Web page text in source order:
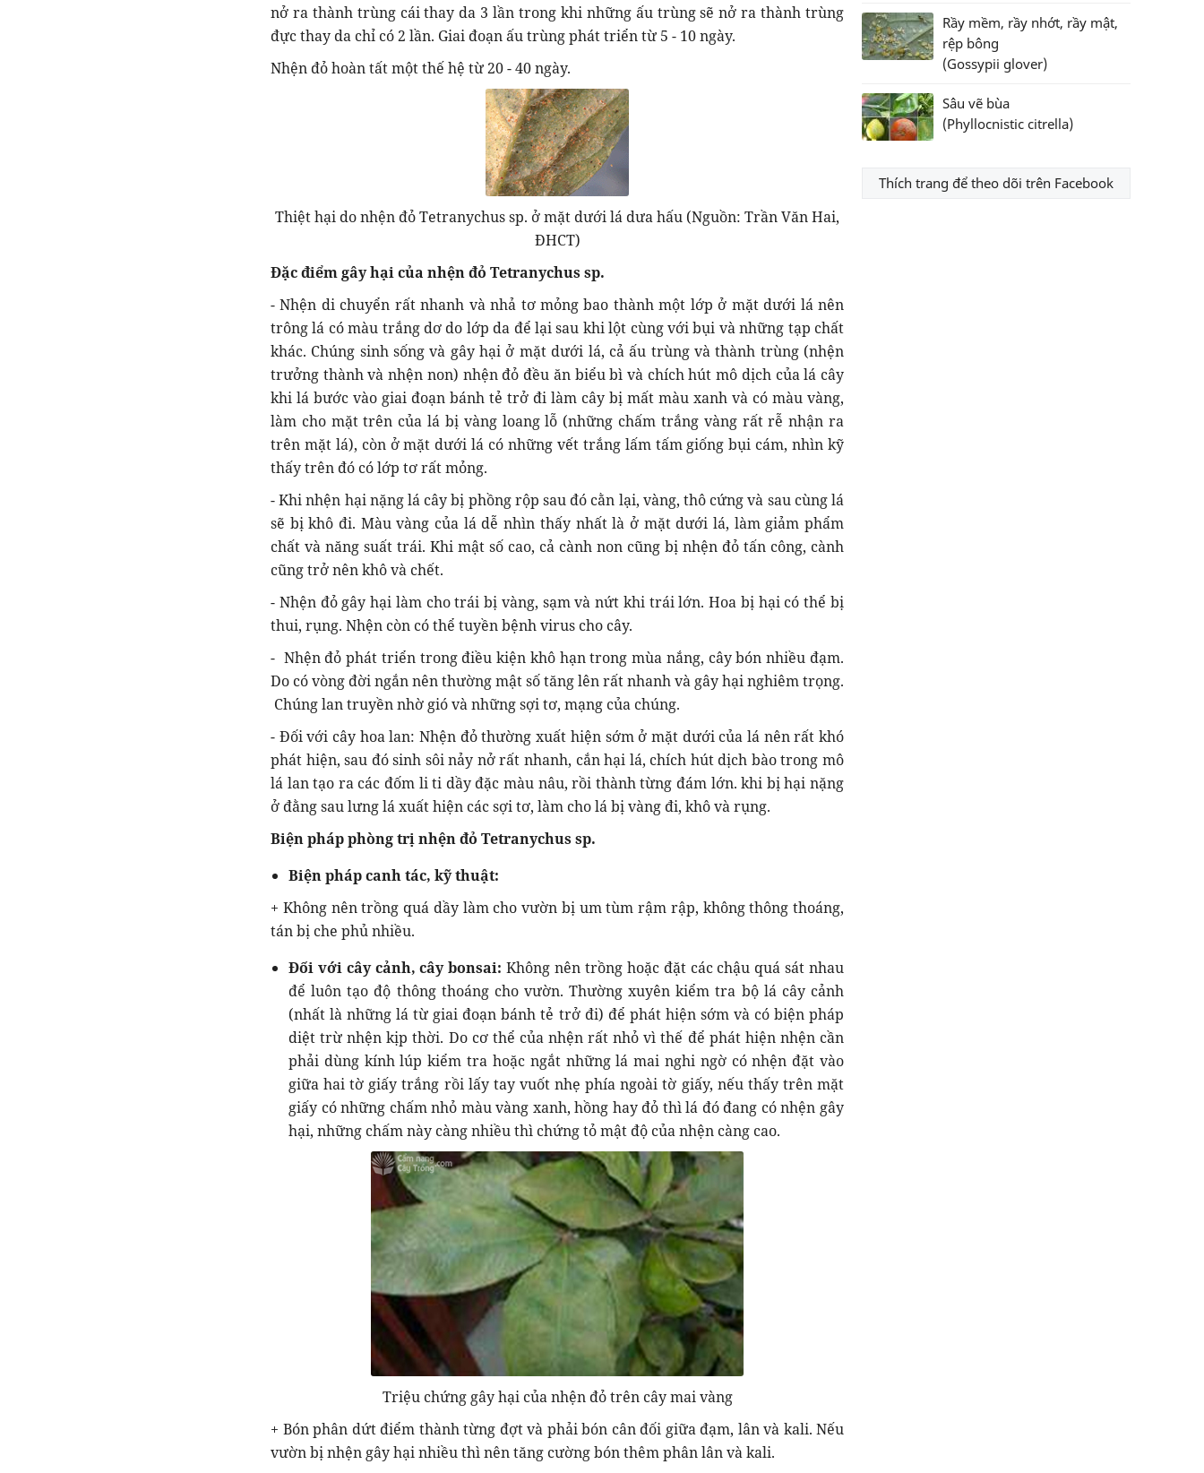
nở ra thành trùng cái thay da 3 lần trong khi những ấu trùng sẽ nở ra thành trùng
đực thay da chỉ có 2 lần. Giai đoạn ấu trùng phát triển từ 5 - 10 ngày.
Nhện đỏ hoàn tất một thế hệ từ 20 - 40 ngày.
Thiệt hại do nhện đỏ Tetranychus sp. ở mặt dưới lá dưa hấu (Nguồn: Trần Văn Hai,
ĐHCT)
Đặc điểm gây hại của nhện đỏ Tetranychus sp.
- Nhện di chuyển rất nhanh và nhả tơ mỏng bao thành một lớp ở mặt dưới lá nên
trông lá có màu trắng dơ do lớp da để lại sau khi lột cùng với bụi và những tạp chất
khác. Chúng sinh sống và gây hại ở mặt dưới lá, cả ấu trùng và thành trùng (nhện
trưởng thành và nhện non) nhện đỏ đều ăn biểu bì và chích hút mô dịch của lá cây
khi lá bước vào giai đoạn bánh tẻ trở đi làm cây bị mất màu xanh và có màu vàng,
làm cho mặt trên của lá bị vàng loang lỗ (những chấm trắng vàng rất rễ nhận ra
trên mặt lá), còn ở mặt dưới lá có những vết trắng lấm tấm giống bụi cám, nhìn kỹ
thấy trên đó có lớp tơ rất mỏng.
- Khi nhện hại nặng lá cây bị phồng rộp sau đó cằn lại, vàng, thô cứng và sau cùng lá
sẽ bị khô đi. Màu vàng của lá dễ nhìn thấy nhất là ở mặt dưới lá, làm giảm phẩm
chất và năng suất trái. Khi mật số cao, cả cành non cũng bị nhện đỏ tấn công, cành
cũng trở nên khô và chết.
- Nhện đỏ gây hại làm cho trái bị vàng, sạm và nứt khi trái lớn. Hoa bị hại có thể bị
thui, rụng. Nhện còn có thể tuyền bệnh virus cho cây.
- Nhện đỏ phát triển trong điều kiện khô hạn trong mùa nắng, cây bón nhiều đạm.
Do có vòng đời ngắn nên thường mật số tăng lên rất nhanh và gây hại nghiêm trọng.
Chúng lan truyền nhờ gió và những sợi tơ, mạng của chúng.
- Đối với cây hoa lan: Nhện đỏ thường xuất hiện sớm ở mặt dưới của lá nên rất khó
phát hiện, sau đó sinh sôi nảy nở rất nhanh, cắn hại lá, chích hút dịch bào trong mô
lá lan tạo ra các đốm li ti dầy đặc màu nâu, rồi thành từng đám lớn. khi bị hại nặng
ở đằng sau lưng lá xuất hiện các sợi tơ, làm cho lá bị vàng đi, khô và rụng.
Biện pháp phòng trị nhện đỏ Tetranychus sp.
Biện pháp canh tác, kỹ thuật:
+ Không nên trồng quá dầy làm cho vườn bị um tùm rậm rập, không thông thoáng,
tán bị che phủ nhiều.
Đối với cây cảnh, cây bonsai:Không nên trồng hoặc đặt các chậu quá sát nhau
để luôn tạo độ thông thoáng cho vườn. Thường xuyên kiểm tra bộ lá cây cảnh
(nhất là những lá từ giai đoạn bánh tẻ trở đi) để phát hiện sớm và có biện pháp
diệt trừ nhện kịp thời. Do cơ thể của nhện rất nhỏ vì thế để phát hiện nhện cần
phải dùng kính lúp kiểm tra hoặc ngắt những lá mai nghi ngờ có nhện đặt vào
giữa hai tờ giấy trắng rồi lấy tay vuốt nhẹ phía ngoài tờ giấy, nếu thấy trên mặt
giấy có những chấm nhỏ màu vàng xanh, hồng hay đỏ thì lá đó đang có nhện gây
hại, những chấm này càng nhiều thì chứng tỏ mật độ của nhện càng cao.
Triệu chứng gây hại của nhện đỏ trên cây mai vàng
+ Bón phân dứt điểm thành từng đợt và phải bón cân đối giữa đạm, lân và kali. Nếu
vườn bị nhện gây hại nhiều thì nên tăng cường bón thêm phân lân và kali.
Rầy mềm, rầy nhớt, rầy mật,
rệp bông
(Gossypii glover)
Sâu vẽ bùa
(Phyllocnistic citrella)
Thích trang để theo dõi trên Facebook